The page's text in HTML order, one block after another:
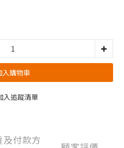
入購物車
入追蹤清單
及付款方